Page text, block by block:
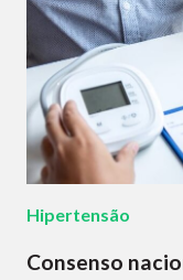
Hipertensão
Consenso